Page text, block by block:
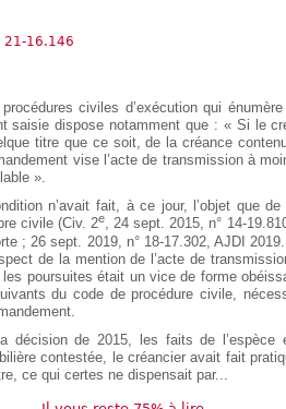
21-16.146
civiles d’exécution qui
saisie dispose notamment que : « Si le
titre que ce soit, de la créance
vise l’acte de transmission à
».
n’avait fait, à ce jour, l’objet que
civile (Civ. 2e, 24 sept. 2015, n° 14-
; 26 sept. 2019, n° 18-17.302, AJDI
de la mention de l’acte de
poursuites était un vice de forme
du code de procédure civile,
décision de 2015, les faits de l’espèce
contestée, le créancier avait fait
ce qui certes ne dispensait par...